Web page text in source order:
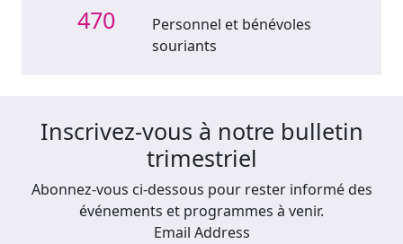
470
Personnel et bénévoles
souriants
Inscrivez-vous à notre bulletin
trimestriel
Abonnez-vous ci-dessous pour rester informé des
événements et programmes à venir.
Email Address